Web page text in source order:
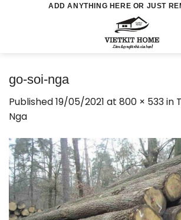
ADD ANYTHING HERE OR JUST
go-soi-nga
Published19/05/2021 at 800 × 533in
Nga